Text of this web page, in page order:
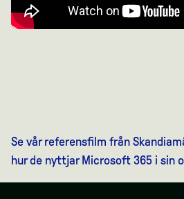
Se vår referensfilm från
hur de nyttjar Microsoft 365 i sin